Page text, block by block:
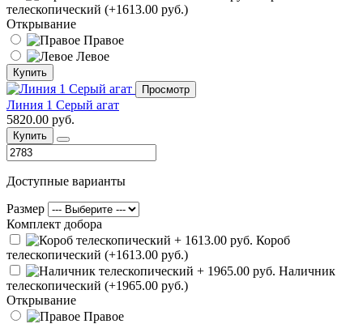
телескопический (+1613.00 руб.)
Открывание
Правое
Левое
Купить
Просмотр
Линия 1 Серый агат
5820.00 руб.
Купить
Доступные варианты
Размер
Комплект добора
Короб
телескопический (+1613.00 руб.)
Наличник
телескопический (+1965.00 руб.)
Открывание
Правое